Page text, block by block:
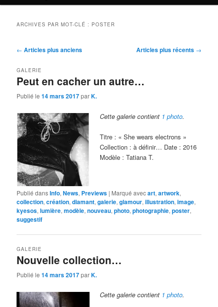
ARCHIVES PAR MOT-CLÉ : POSTER
Navigation
articles
← Articles plus anciens Articles plus récents →
Peut en cacher un autre…
GALERIE
Publié le14 mars 2017parK.
Cette galerie contient 1 photo.
Titre : « She wears electrons »
Collection : à définir… Date : 2016
Modèle : Tatiana T.
Publié dansInfo,News, Previews | Marqué avecart,artwork,
collection,création,diamant,galerie,glamour,illustration,image,
kyesos,lumière,modèle,nouveau,photo,photographie,poster,
suggestif
Nouvelle collection…
GALERIE
Publié le14 mars 2017parK.
Cette galerie contient 1 photo.